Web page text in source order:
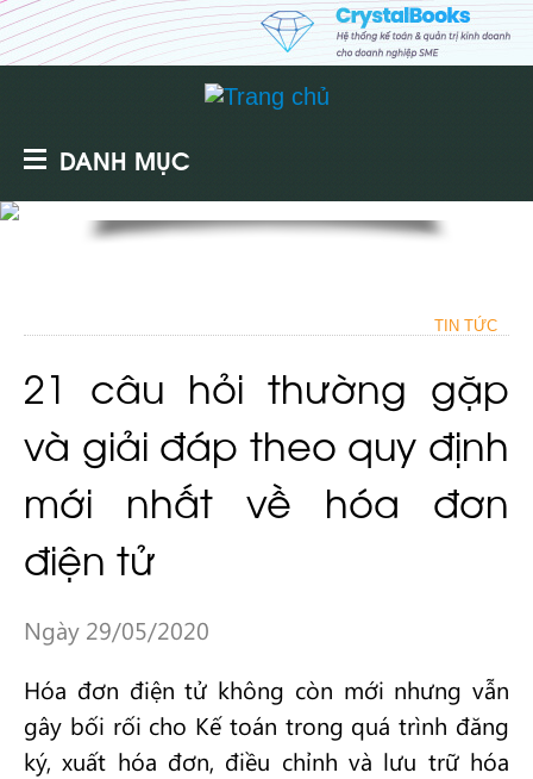
DANH MỤC
TIN TỨC
21 câu hỏi thường gặp
và giải đáp theo quy định
mới nhất về hóa đơn
điện tử
Ngày 29/05/2020
Hóa đơn điện tử không còn mới nhưng vẫn
gây bối rối cho Kế toán trong quá trình đăng
ký, xuất hóa đơn, điều chỉnh và lưu trữ hóa